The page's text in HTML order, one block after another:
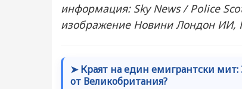
информация: Sky News / Police
изображение Новини Лондон ИИ,
➤ Краят на един емигрантски мит:
от Великобритания?